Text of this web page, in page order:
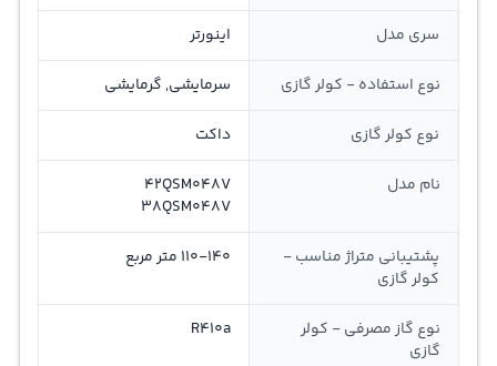
سری مدل اینورتر
نوع استفاده - کولر گازی سرمایشی, گرمایشی
نوع کولر گازی داکت
نام مدل
42QSM048V
38QSM048V
پشتیبانی متراژ مناسب -
کولر گازی
110-140 متر مربع
نوع گاز مصرفی - کولر
گازی
R410a